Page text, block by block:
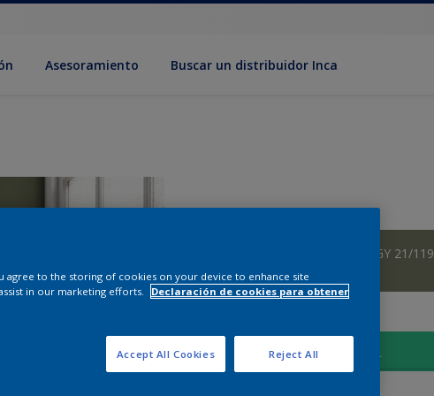
Asesoramiento Buscar un distribuidor Inca
Araucaria - 10GY 21/119
900 ML
agree to the storing of cookies on your device to enhance site
in our marketing efforts.
Declaración de cookies para obtener
Reject All
Accept All Cookies